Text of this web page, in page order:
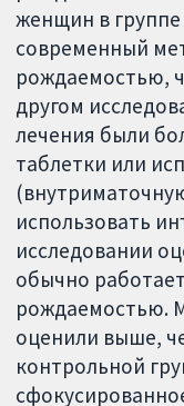
женщин в
современный
рождаемостью,
другом
лечения были
таблетки или
использовать
исследовании
обычно
рождаемостью.
оценили выше,
контрольной